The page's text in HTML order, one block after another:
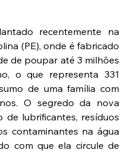
(PE), onde é fabricado
de poupar até 3 milhões
o que representa 331
de uma família com
O segredo da nova
de lubrificantes, resíduos
contaminantes na água
com que ela circule de